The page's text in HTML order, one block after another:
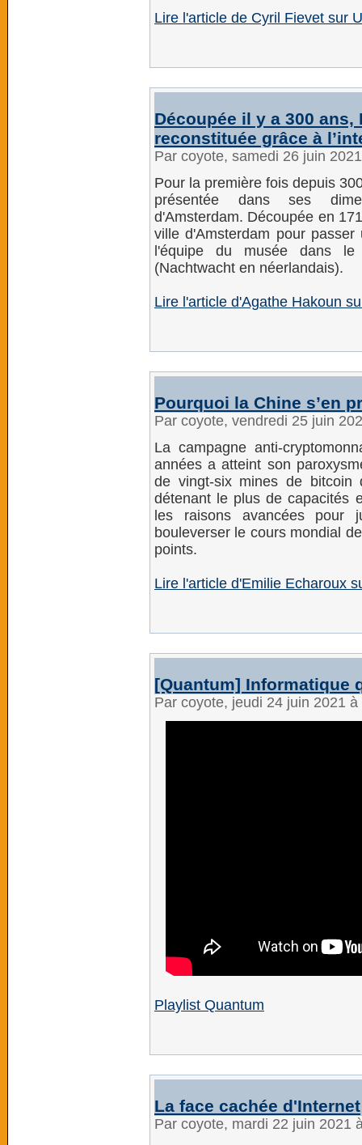
Lire l'article de Cyril Fievet sur
Découpée il y a 300
reconstituée grâce à
Par coyote, samedi 26 juin
Pour la première fois depuis
présentée dans ses
d'Amsterdam. Découpée en
ville d'Amsterdam pour
l'équipe du musée dans
(Nachtwacht en néerlandais).
Lire l'article d'Agathe Hakoun
Pourquoi la Chine s’en
Par coyote, vendredi 25 juin
La campagne anti-
années a atteint son
de vingt-six mines de bitcoin
détenant le plus de capacités
les raisons avancées pour
bouleverser le cours mondial
points.
Lire l'article d'Emilie Echaroux
[Quantum] Informatique
Par coyote, jeudi 24 juin 2021
Playlist Quantum
La face cachée d'Internet
Par coyote, mardi 22 juin 2021